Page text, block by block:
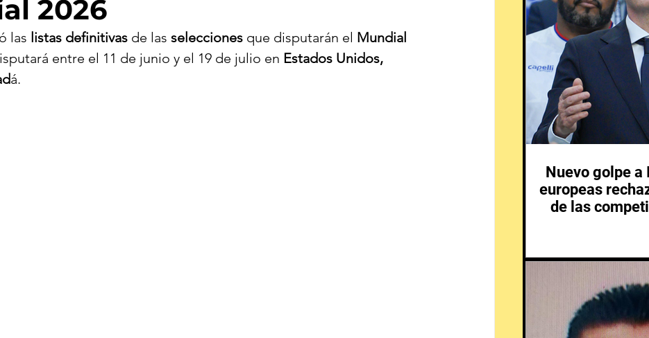
2026
las listas definitivas de las selecciones que disputarán el Mundial
entre el 11 de junio y el 19 de julio en Estados Unidos,
á.
Nuevo golpe
europeas
de las